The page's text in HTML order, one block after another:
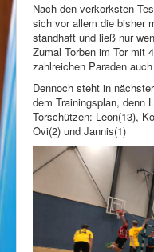
Nach den verkorksten
sich vor allem die bisher
standhaft und ließ nur
Zumal Torben im Tor mit
zahlreichen Paraden
Dennoch steht in
dem Trainingsplan, denn
Torschützen: Leon(13),
Ovi(2) und Jannis(1)